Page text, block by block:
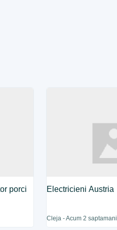
porci
Electricieni Austria
Cleja - Acum 2 saptamani